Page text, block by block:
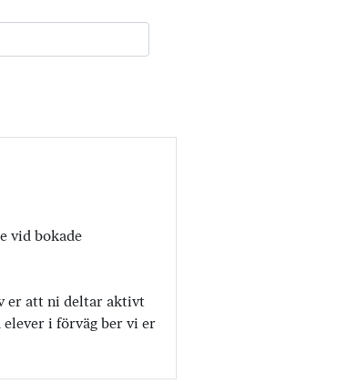
vid bokade
er att ni deltar aktivt
elever i förväg ber vi er